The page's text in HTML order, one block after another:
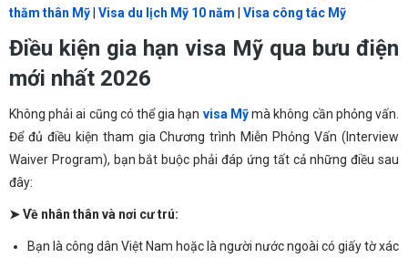
thăm thân Mỹ| Visa du lịch Mỹ 10 năm | Visa công tác Mỹ
Điều kiện gia hạn visa Mỹ qua bưu điện
mới nhất 2026
Không phải ai cũng có thể gia hạn visa Mỹmà không cần phỏng vấn.
Để đủ điều kiện tham gia Chương trình Miễn Phỏng Vấn (Interview
Waiver Program), bạn bắt buộc phải đáp ứng tất cả những điều sau
đây:
➤ Về nhân thân và nơi cư trú:
Bạn là công dân Việt Nam hoặc là người nước ngoài có giấy tờ xác